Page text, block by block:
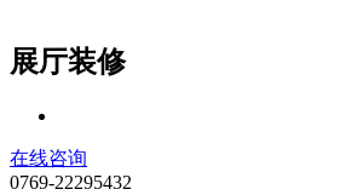
展厅装修
在线咨询
0769-22295432